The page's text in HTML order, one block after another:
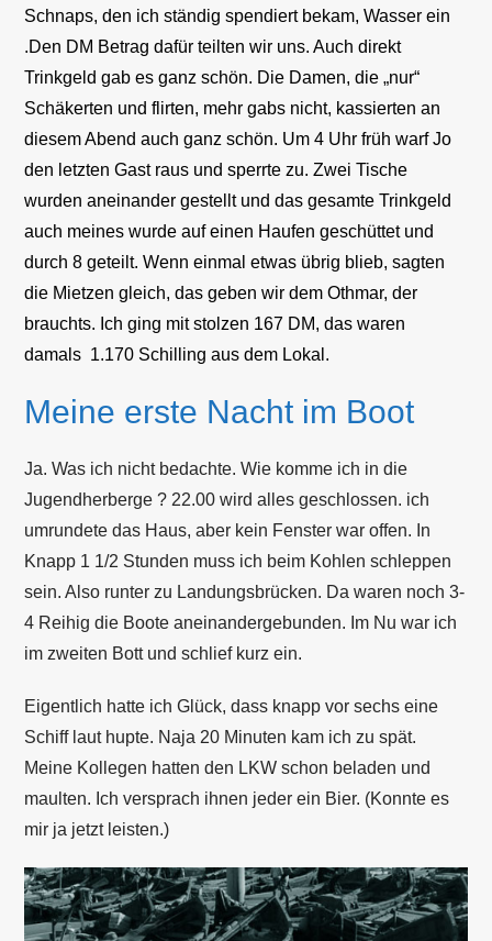
Schnaps, den ich ständig spendiert bekam, Wasser ein
.Den DM Betrag dafür teilten wir uns. Auch direkt
Trinkgeld gab es ganz schön. Die Damen, die „nur“
Schäkerten und flirten, mehr gabs nicht, kassierten an
diesem Abend auch ganz schön. Um 4 Uhr früh warf Jo
den letzten Gast raus und sperrte zu. Zwei Tische
wurden aneinander gestellt und das gesamte Trinkgeld
auch meines wurde auf einen Haufen geschüttet und
durch 8 geteilt. Wenn einmal etwas übrig blieb, sagten
die Mietzen gleich, das geben wir dem Othmar, der
brauchts. Ich ging mit stolzen 167 DM, das waren
damals 1.170 Schilling aus dem Lokal.
Meine erste Nacht im Boot
Ja. Was ich nicht bedachte. Wie komme ich in die
Jugendherberge ? 22.00 wird alles geschlossen. ich
umrundete das Haus, aber kein Fenster war offen. In
Knapp 1 1/2 Stunden muss ich beim Kohlen schleppen
sein. Also runter zu Landungsbrücken. Da waren noch 3-
4 Reihig die Boote aneinandergebunden. Im Nu war ich
im zweiten Bott und schlief kurz ein.
Eigentlich hatte ich Glück, dass knapp vor sechs eine
Schiff laut hupte. Naja 20 Minuten kam ich zu spät.
Meine Kollegen hatten den LKW schon beladen und
maulten. Ich versprach ihnen jeder ein Bier. (Konnte es
mir ja jetzt leisten.)